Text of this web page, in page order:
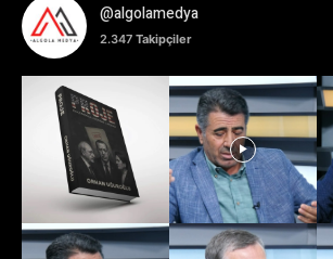
@algolamedya
2.347 Takipçiler